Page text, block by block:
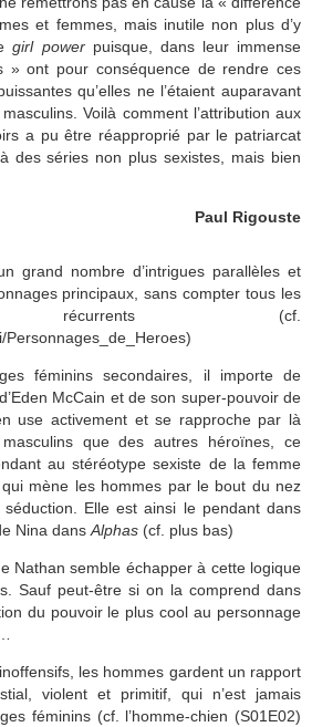
et femmes, mais inutile non plus d’y
girl powerpuisque, dans leur immense
» ont pour conséquence de rendre ces
qu’elles ne l’étaient auparavant
Voilà comment l’attribution aux
a pu être réapproprié par le patriarcat
des séries non plus sexistes, mais bien
Paul Rigouste
grand nombre d’intrigues parallèles et
principaux, sans compter tous les
récurrents (cf.
Personnages_de_Heroes)
féminins secondaires, il importe de
McCain et de son super-pouvoir de
use activement et se rapproche par là
que des autres héroïnes, ce
au stéréotype sexiste de la femme
mène les hommes par le bout du nez
Elle est ainsi le pendant dans
Nina dans Alphas (cf. plus bas)
Nathan semble échapper à cette logique
Sauf peut-être si on la comprend dans
du pouvoir le plus cool au personnage
les hommes gardent un rapport
violent et primitif, qui n’est jamais
féminins (cf. l’homme-chien (S01E02)